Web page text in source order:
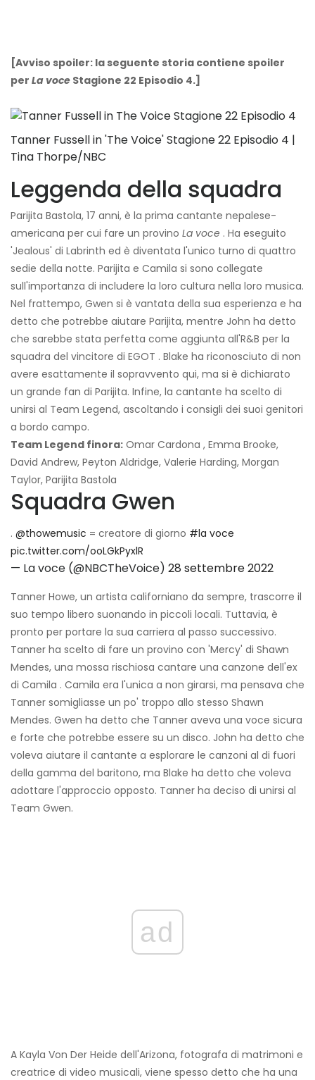
[Avviso spoiler: la seguente storia contiene spoiler
per La voce Stagione 22 Episodio 4.]
Tanner Fussell in 'The Voice' Stagione 22 Episodio 4 |
Tina Thorpe/NBC
Leggenda della squadra
Parijita Bastola, 17 anni, è la prima cantante nepalese-
americana per cui fare un provino La voce . Ha eseguito
'Jealous' di Labrinth ed è diventata l'unico turno di quattro
sedie della notte. Parijita e Camila si sono collegate
sull'importanza di includere la loro cultura nella loro musica.
Nel frattempo, Gwen si è vantata della sua esperienza e ha
detto che potrebbe aiutare Parijita, mentre John ha detto
che sarebbe stata perfetta come aggiunta all'R&B per la
squadra del vincitore di EGOT . Blake ha riconosciuto di non
avere esattamente il sopravvento qui, ma si è dichiarato
un grande fan di Parijita. Infine, la cantante ha scelto di
unirsi al Team Legend, ascoltando i consigli dei suoi genitori
a bordo campo.
Team Legend finora: Omar Cardona , Emma Brooke,
David Andrew, Peyton Aldridge, Valerie Harding, Morgan
Taylor, Parijita Bastola
Squadra Gwen
. @thowemusic = creatore di giorno #la voce
pic.twitter.com/ooLGkPyxlR
— La voce (@NBCTheVoice) 28 settembre 2022
Tanner Howe, un artista californiano da sempre, trascorre il
suo tempo libero suonando in piccoli locali. Tuttavia, è
pronto per portare la sua carriera al passo successivo.
Tanner ha scelto di fare un provino con 'Mercy' di Shawn
Mendes, una mossa rischiosa cantare una canzone dell'ex
di Camila . Camila era l'unica a non girarsi, ma pensava che
Tanner somigliasse un po' troppo allo stesso Shawn
Mendes. Gwen ha detto che Tanner aveva una voce sicura
e forte che potrebbe essere su un disco. John ha detto che
voleva aiutare il cantante a esplorare le canzoni al di fuori
della gamma del baritono, ma Blake ha detto che voleva
adottare l'approccio opposto. Tanner ha deciso di unirsi al
Team Gwen.
ad
A Kayla Von Der Heide dell'Arizona, fotografa di matrimoni e
creatrice di video musicali, viene spesso detto che ha una